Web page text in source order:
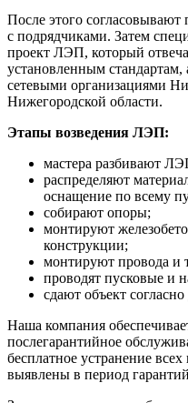
После этого
с подрядчиками. Затем
проект ЛЭП, который
установленным стандартам,
сетевыми организациями
Нижегородской области.
Этапы возведения ЛЭП:
мастера разбивают
распределяют
оснащение по всему
собирают опоры;
монтируют
конструкции;
монтируют провода и
проводят пусковые и
сдают объект согласно
Наша компания
послегарантийное
бесплатное устранение
выявлены в период